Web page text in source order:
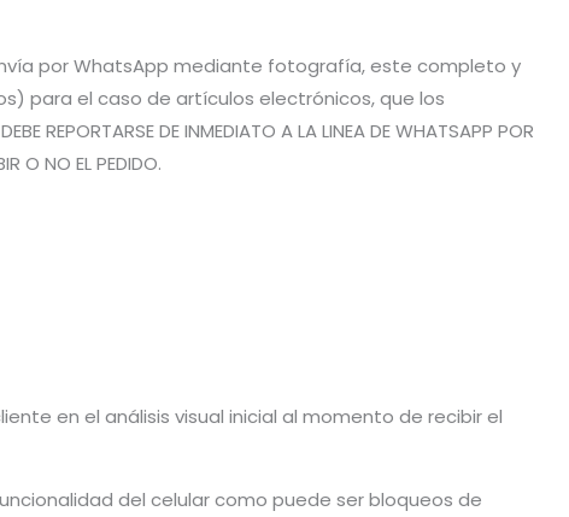
por WhatsApp mediante fotografía, este completo y
para el caso de artículos electrónicos, que los
DE INMEDIATO A LA LINEA DE WHATSAPP POR
O NO EL PEDIDO.
en el análisis visual inicial al momento de recibir el
del celular como puede ser bloqueos de